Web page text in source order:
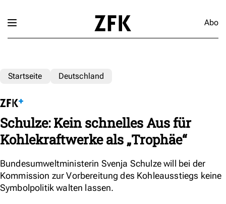
Abo
Startseite Deutschland
Schulze: Kein schnelles Aus für
Kohlekraftwerke als „Trophäe“
Bundesumweltministerin Svenja Schulze will bei der
Kommission zur Vorbereitung des Kohleausstiegs keine
Symbolpolitik walten lassen.